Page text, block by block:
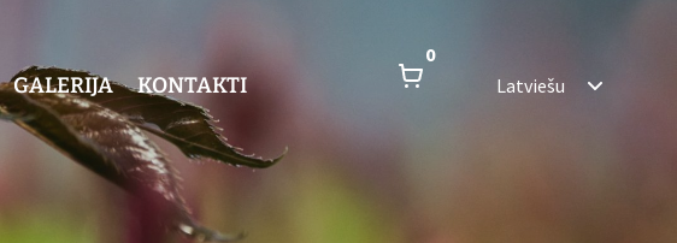
GALERIJA KONTAKTI
0
Latviešu